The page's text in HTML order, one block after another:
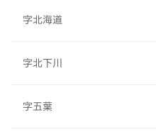
字北海道
字北下川
字五葉